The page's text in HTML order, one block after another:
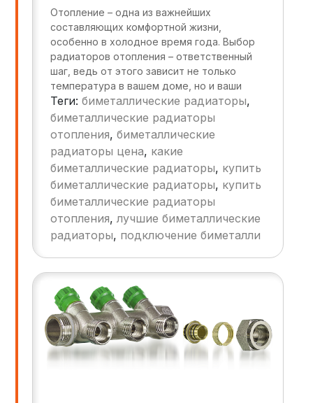
Отопление – одна из важнейших
составляющих комфортной жизни,
особенно в холодное время года. Выбор
радиаторов отопления – ответственный
шаг, ведь от этого зависит не только
температура в вашем доме, но и ваши
ежемесячные счета за коммунальные
услуги. На рынке представлено
множество вариантов, от чугунных
"старичков" до современных
алюминиевых и стальных моделей. Однако
среди всего этого многообразия особое
место занимаютбиметаллические
радиаторы. В этой статье мы разберем,
почемубиметаллические радиаторы
отопления– отличный выбор, особенно
стремится к качеству и долговечности.
Мы рассмотрим их ключевые
преимущества, сравним с другими типами
радиаторов и дадим рекомендации по
выбору.
Теги:биметаллические радиаторы,
биметаллические радиаторы
отопления,биметаллические
радиаторы цена, какие
биметаллические радиаторы, купить
биметаллические радиаторы, купить
биметаллические радиаторы
отопления,лучшие биметаллические
радиаторы, подключение биметалли